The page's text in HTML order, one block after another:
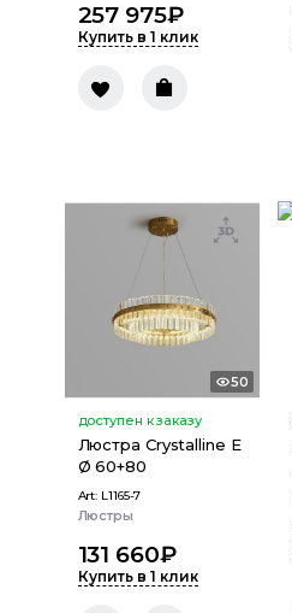
257 975₽
Купить в 1 клик
50
доступен к заказу
Люстра Crystalline E
Ø 60+80
Art: L1165-7
Люстры
131 660₽
Купить в 1 клик